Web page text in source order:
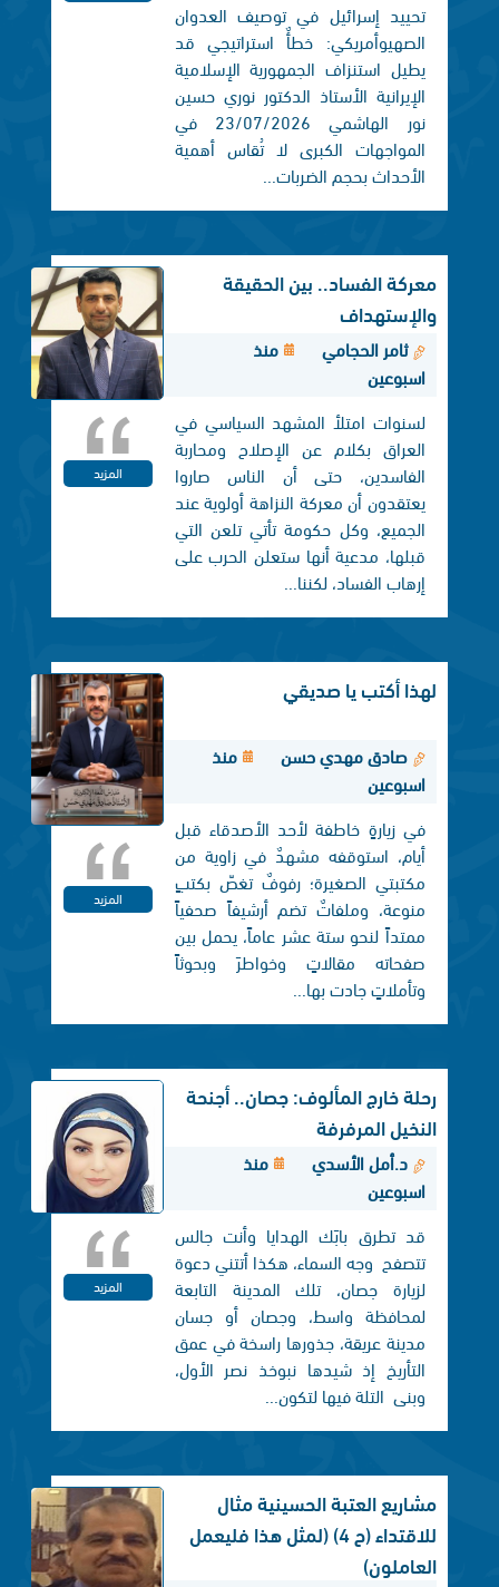
تحييد إسرائيل في توصيف العدوان
الصهيوأمريكي: خطأٌ استراتيجي قد
يطيل استنزاف الجمهورية الإسلامية
الإيرانية الأستاذ الدكتور نوري حسين
نور الهاشمي 23/07/2026 في
المواجهات الكبرى لا تُقاس أهمية
الأحداث بحجم الضربات...
معركة الفساد.. بين الحقيقة
والإستهداف
ثامر الحجامي
منذ
اسبوعين
لسنوات امتلأ المشهد السياسي في
العراق بكلام عن الإصلاح ومحاربة
الفاسدين، حتى أن الناس صاروا
يعتقدون أن معركة النزاهة أولوية عند
الجميع، وكل حكومة تأتي تلعن التي
قبلها، مدعية أنها ستعلن الحرب على
إرهاب الفساد، لكننا...
المزيد
لهذا أكتب يا صديقي
صادق مهدي حسن
منذ
اسبوعين
في زيارةٍ خاطفة لأحد الأصدقاء قبل
أيام، استوقفه مشهدٌ في زاوية من
مكتبتي الصغيرة؛ رفوفٌ تغصّ بكتبٍ
منوعة، وملفاتٌ تضم أرشيفاً صحفياً
ممتداً لنحو ستة عشر عاماً، يحمل بين
صفحاته مقالاتٍ وخواطرَ وبحوثاً
وتأملاتٍ جادت بها...
المزيد
رحلة خارج المألوف: جصان.. أجنحة
النخيل المرفرفة
د.أمل الأسدي
منذ
اسبوعين
قد تطرق بابَك الهدايا وأنت جالس
تتصفح وجه السماء، هكذا أتتني دعوة
لزيارة جصان، تلك المدينة التابعة
لمحافظة واسط، وجصان أو جسان
مدينة عريقة، جذورها راسخة في عمق
التأريخ إذ شيدها نبوخذ نصر الأول،
وبنی التلة فيها لتكون...
المزيد
مشاريع العتبة الحسينية مثال
للاقتداء (ح 4) (لمثل هذا فليعمل
العاملون)